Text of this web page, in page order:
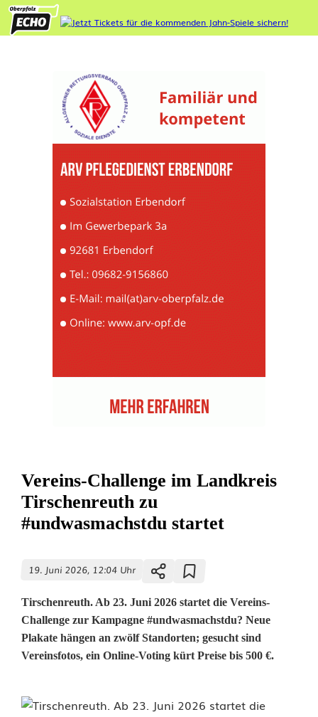
Vereins-Challenge im Landkreis
Tirschenreuth zu
#undwasmachstdu startet
19. Juni 2026, 12:04 Uhr
Tirschenreuth. Ab 23. Juni 2026 startet die Vereins-
Challenge zur Kampagne #undwasmachstdu? Neue
Plakate hängen an zwölf Standorten; gesucht sind
Vereinsfotos, ein Online-Voting kürt Preise bis 500 €.